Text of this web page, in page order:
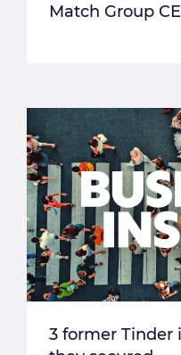
Match Group
3 former Tinder